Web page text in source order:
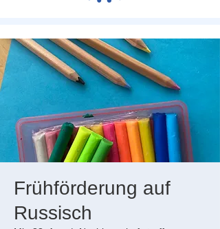
Frühförderung auf
Russisch